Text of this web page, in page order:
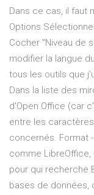
Dans ce cas, il faut
Options
Cocher "Niveau de
modifier la langue
tous les outils que
Dans la liste des
d'Open Office (car
entre les
concernés. Format
comme LibreOffice,
pour qui recherche
bases de données,